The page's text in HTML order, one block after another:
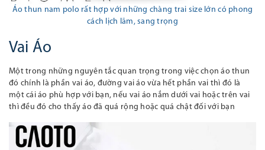
Áo thun nam polo rất hợp với những chàng trai size lớn có phong
cách lịch lãm, sang trọng
Vai Áo
Một trong những nguyên tắc quan trọng trong việc chọn áo thun
đó chính là phần vai áo, đường vai áo vừa hết phần vai thì đó là
một cái áo phù hợp với bạn, nếu vai áo nắm dưới vai hoặc trên vai
thì đều đó cho thấy áo đã quá rộng hoặc quá chật đối với bạn